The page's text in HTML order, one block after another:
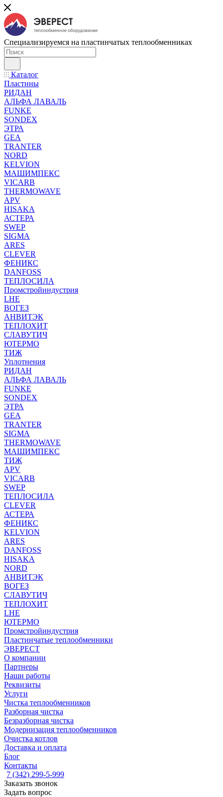
Специализируемся на пластинчатых теплообменниках
Каталог
Пластины
РИДАН
АЛЬФА ЛАВАЛЬ
FUNKE
SONDEX
ЭТРА
GEA
TRANTER
NORD
KELVION
МАШИМПЕКС
VICARB
THERMOWAVE
APV
HISAKA
АСТЕРА
SWEP
SIGMA
ARES
CLEVER
ФЕНИКС
DANFOSS
ТЕПЛОСИЛА
Промстройиндустрия
LHE
ВОГЕЗ
АНВИТЭК
ТЕПЛОХИТ
СЛАВУТИЧ
ЮТЕРМО
ТИЖ
Уплотнения
РИДАН
АЛЬФА ЛАВАЛЬ
FUNKE
SONDEX
ЭТРА
GEA
TRANTER
SIGMA
THERMOWAVE
МАШИМПЕКС
ТИЖ
APV
VICARB
SWEP
ТЕПЛОСИЛА
CLEVER
АСТЕРА
ФЕНИКС
KELVION
ARES
DANFOSS
HISAKA
NORD
АНВИТЭК
ВОГЕЗ
СЛАВУТИЧ
ТЕПЛОХИТ
LHE
ЮТЕРМО
Промстройиндустрия
Пластинчатые теплообменники
ЭВЕРЕСТ
О компании
Партнеры
Наши работы
Реквизиты
Услуги
Чистка теплообменников
Разборная чистка
Безразборная чистка
Модернизация теплообменников
Очистка котлов
Доставка и оплата
Блог
Контакты
7 (342) 299-5-999
Заказать звонок
Задать вопрос